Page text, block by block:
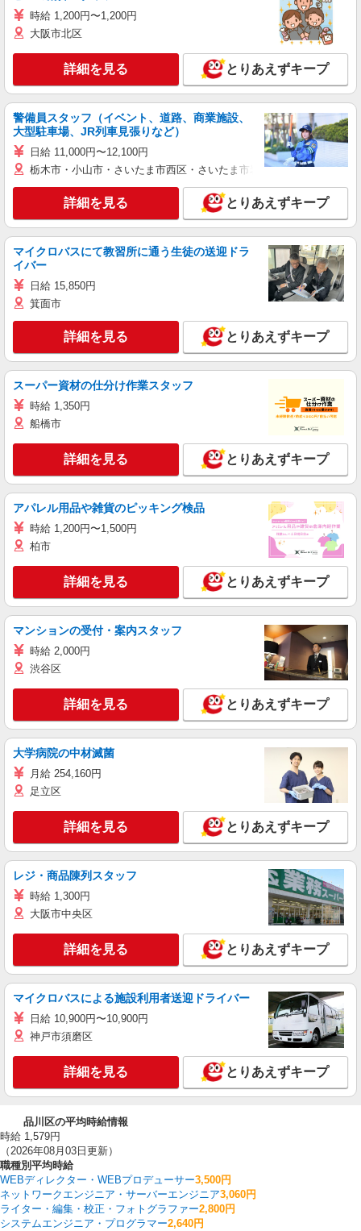
時給 1,200円〜1,200円
大阪市北区
詳細を見る とりあえずキープ
警備員スタッフ（イベント、道路、商業施設、
大型駐車場、JR列車見張りなど）
日給 11,000円〜12,100円
栃木市・小山市・さいたま市西区・さいたま市岩槻区・久喜市・蓮田
詳細を見る とりあえずキープ
マイクロバスにて教習所に通う生徒の送迎ドラ
イバー
日給 15,850円
箕面市
詳細を見る とりあえずキープ
スーパー資材の仕分け作業スタッフ
時給 1,350円
船橋市
詳細を見る とりあえずキープ
アパレル用品や雑貨のピッキング検品
時給 1,200円〜1,500円
柏市
詳細を見る とりあえずキープ
マンションの受付・案内スタッフ
時給 2,000円
渋谷区
詳細を見る とりあえずキープ
大学病院の中材滅菌
月給 254,160円
足立区
詳細を見る とりあえずキープ
レジ・商品陳列スタッフ
時給 1,300円
大阪市中央区
詳細を見る とりあえずキープ
マイクロバスによる施設利用者送迎ドライバー
日給 10,900円〜10,900円
神戸市須磨区
詳細を見る とりあえずキープ
品川区の平均時給情報
時給 1,579円
（2026年08月03日更新）
職種別平均時給
WEBディレクター・WEBプロデューサー3,500円
ネットワークエンジニア・サーバーエンジニア3,060円
ライター・編集・校正・フォトグラファー2,800円
システムエンジニア・プログラマー2,640円